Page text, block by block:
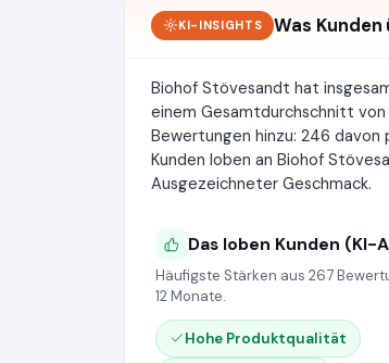
KI-INSIGHTS Was
Biohof Stövesandt hat
einem Gesamtdurchschnitt von
Bewertungen hinzu: 246 davon
Kunden loben an Biohof
Ausgezeichneter Geschmack.
Das loben Kunden (KI-
Häufigste Stärken aus 267
12 Monate.
Hohe Produktqualität